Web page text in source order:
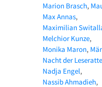
Marion Brasch
Max Annas
Maximilian
Melchior Kunze
Monika Maron
Nacht der
Nadja Engel
Nassib Ahmadieh